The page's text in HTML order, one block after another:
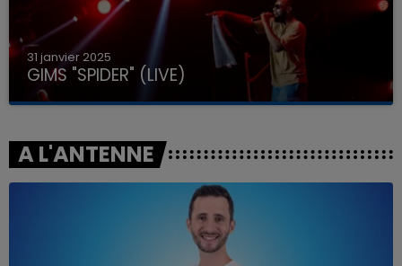
31 janvier 2025
GIMS "SPIDER" (LIVE)
A L'ANTENNE